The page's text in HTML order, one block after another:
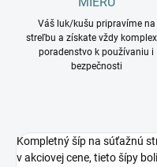
Váš luk/kušu pripravíme na
streľbu a získate vždy
poradenstvo k používaniu i
bezpečnosti
Kompletný šíp na súťažnú
v akciovej cene, tieto šípy